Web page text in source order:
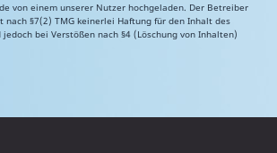
von einem unserer Nutzer hochgeladen. Der Betreiber
nach §7(2) TMG keinerlei Haftung für den Inhalt des
bei Verstößen nach §4 (Löschung von Inhalten)